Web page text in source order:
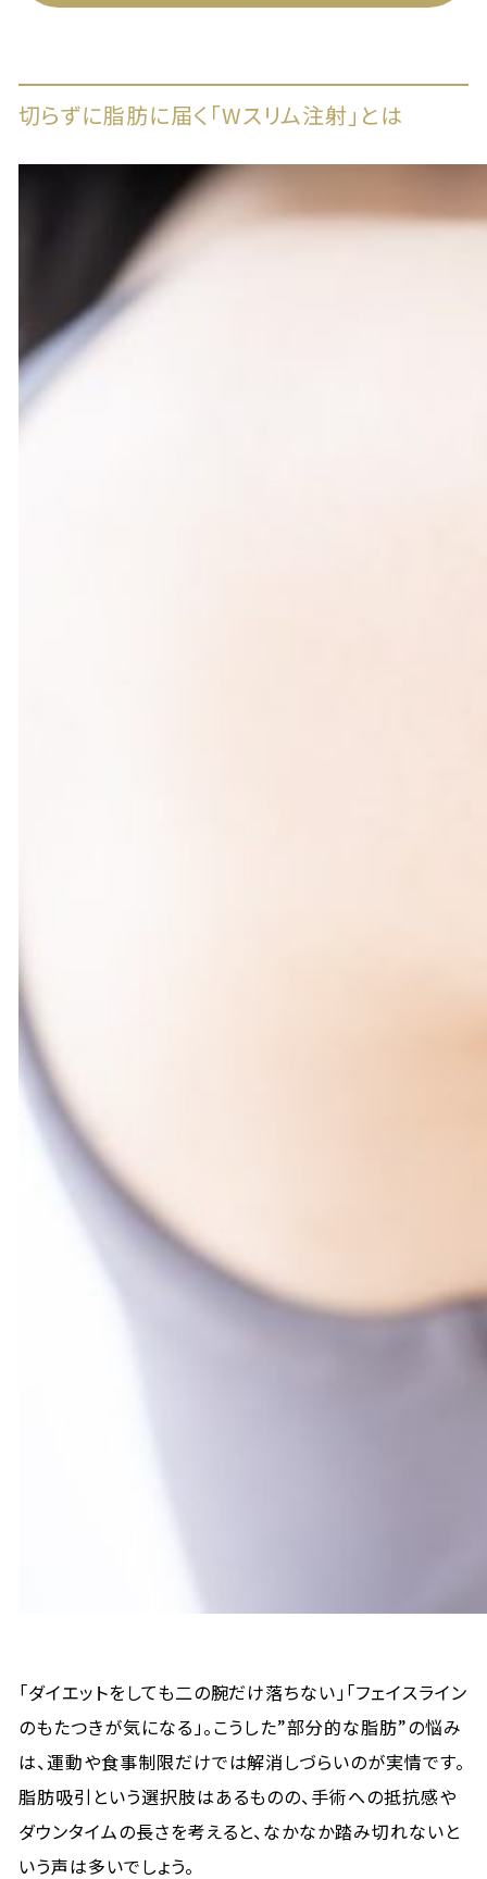
切らずに脂肪に届く「Wスリム注射」とは
「ダイエットをしても二の腕だけ落ちない」「フェイスライン
のもたつきが気になる」。こうした”部分的な脂肪”の悩み
は、運動や食事制限だけでは解消しづらいのが実情です。
脂肪吸引という選択肢はあるものの、手術への抵抗感や
ダウンタイムの長さを考えると、なかなか踏み切れないと
いう声は多いでしょう。